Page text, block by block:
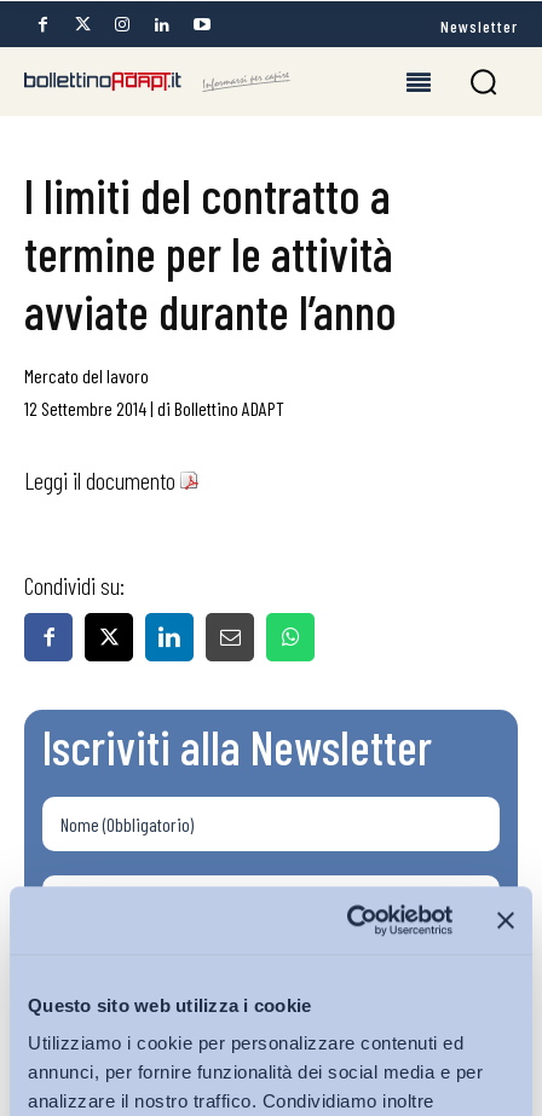
Questo sito web utilizza i cookie
Utilizziamo i cookie per personalizzare contenuti ed
annunci, per fornire funzionalità dei social media e per
analizzare il nostro traffico. Condividiamo inoltre
Newsletter
I limiti del contratto a
termine per le attività
avviate durante l’anno
Mercato del lavoro
12 Settembre 2014| di Bollettino ADAPT
Leggi il documento
Condividi su:
Iscriviti alla Newsletter